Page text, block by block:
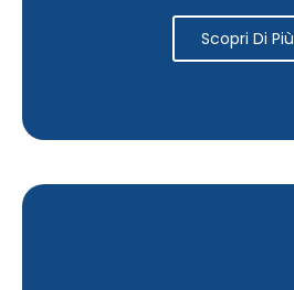
Scopri Di Più